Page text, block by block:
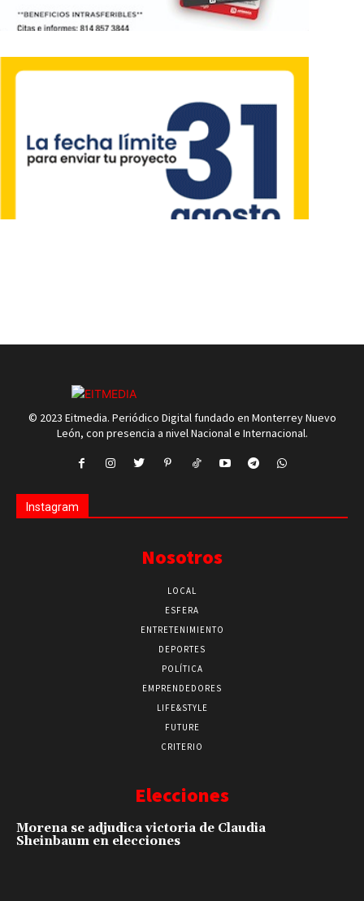
© 2023 Eitmedia. Periódico Digital fundado en Monterrey Nuevo
León, con presencia a nivel Nacional e Internacional.
Instagram
Nosotros
LOCAL
ESFERA
ENTRETENIMIENTO
DEPORTES
POLÍTICA
EMPRENDEDORES
LIFE&STYLE
FUTURE
CRITERIO
Elecciones
Morena se adjudica victoria de Claudia
Sheinbaum en elecciones